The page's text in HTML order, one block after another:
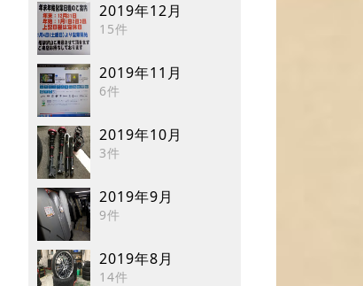
2019年12月
15件
2019年11月
6件
2019年10月
3件
2019年9月
9件
2019年8月
14件